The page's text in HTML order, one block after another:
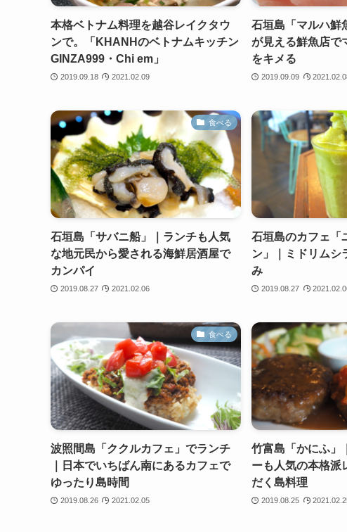
本格ベトナム料理を越谷レイクタウ
ンで。「KHANHのベトナムキッチン
GINZA999・Chi em」
2019.09.18 2021.02.09
石垣島「マルハ鮮
が見える鮮魚店で
をキメる
2019.09.09
食べる
石垣島「サバニ船」｜ランチも人気
な地元民から愛される海鮮居酒屋で
カンパイ
2019.08.27 2021.02.06
石垣島のカフェ「
ン」｜ミドリムシ
み
2019.08.27
食べる
波照間島「ククルカフェ」でランチ
｜日本でいちばん南にあるカフェで
ゆったり島時間
2019.08.26 2021.02.05
竹富島「かにふ」
ーも人気の本格派
だく島料理
2019.08.25